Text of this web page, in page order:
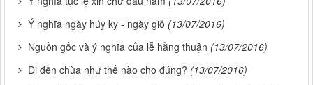
Ý nghĩa ngày húy kỵ - ngày giỗ (13/07/2016)
Nguồn gốc và ý nghĩa của lễ hằng thuận (13/07/2016)
Đi đền chùa như thế nào cho đúng? (13/07/2016)